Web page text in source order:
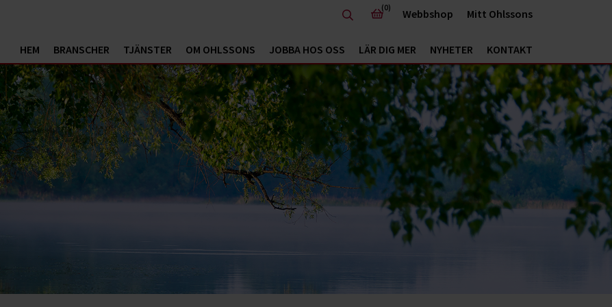
HEM BRANSCHER TJÄNSTER OM OHLSSONS JOBBA HOS OSS LÄR DIG MER NYHETER KONTAKT
(0) Webbshop Mitt Ohlssons